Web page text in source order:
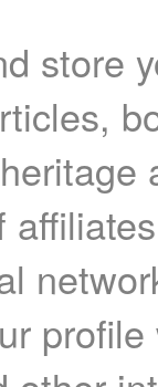
store